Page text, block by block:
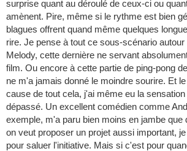
surprise quant au déroulé de ceux-ci ou
amènent. Pire, même si le rythme est bien
blagues offrent quand même quelques
rire. Je pense à tout ce sous-scénario
Melody, cette dernière ne servant
film. Ou encore à cette partie de ping-pong
ne m'a jamais donné le moindre sourire. Et
cause de tout cela, j'ai même eu la
dépassé. Un excellent comédien comme
exemple, m'a paru bien moins en jambe que
on veut proposer un projet aussi important,
pour saluer l'initiative. Mais si c'est pour